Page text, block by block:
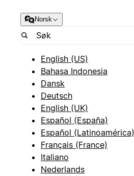
Norsk
English (US)
Bahasa Indonesia
Dansk
Deutsch
English (UK)
Español (España)
Español (Latinoamérica)
Français (France)
Italiano
Nederlands